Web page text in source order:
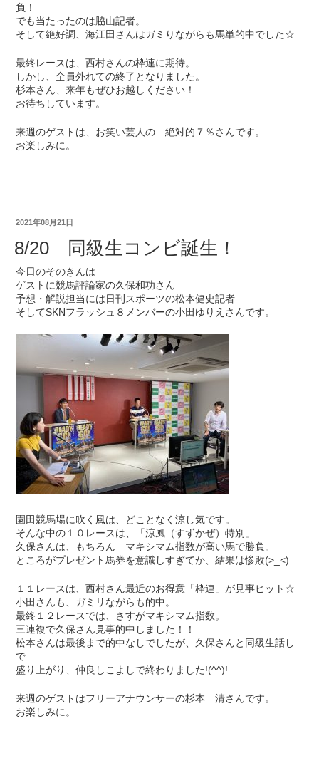
負！
でも当たったのは脇山記者。
そして絶好調、海江田さんはガミりながらも馬単的中でした☆
最終レースは、西村さんの枠連に期待。
しかし、全員外れての終了となりました。
杉本さん、来年もぜひお越しください！
お待ちしています。
来週のゲストは、お笑い芸人の 絶対的７％さんです。
お楽しみに。
2021年08月21日
8/20 同級生コンビ誕生！
今日のそのきんは
ゲストに競馬評論家の久保和功さん
予想・解説担当には日刊スポーツの松本健史記者
そしてSKNフラッシュ８メンバーの小田ゆりえさんです。
園田競馬場に吹く風は、どことなく涼し気です。
そんな中の１０レースは、「涼風（すずかぜ）特別」
久保さんは、もちろん マキシマム指数が高い馬で勝負。
ところがプレゼント馬券を意識しすぎてか、結果は惨敗(>_<)
１１レースは、西村さん最近のお得意「枠連」が見事ヒット☆
小田さんも、ガミリながらも的中。
最終１２レースでは、さすがマキシマム指数。
三連複で久保さん見事的中しました！！
松本さんは最後まで的中なしでしたが、久保さんと同級生話し
で
盛り上がり、仲良しこよしで終わりました!(^^)!
来週のゲストはフリーアナウンサーの杉本 清さんです。
お楽しみに。